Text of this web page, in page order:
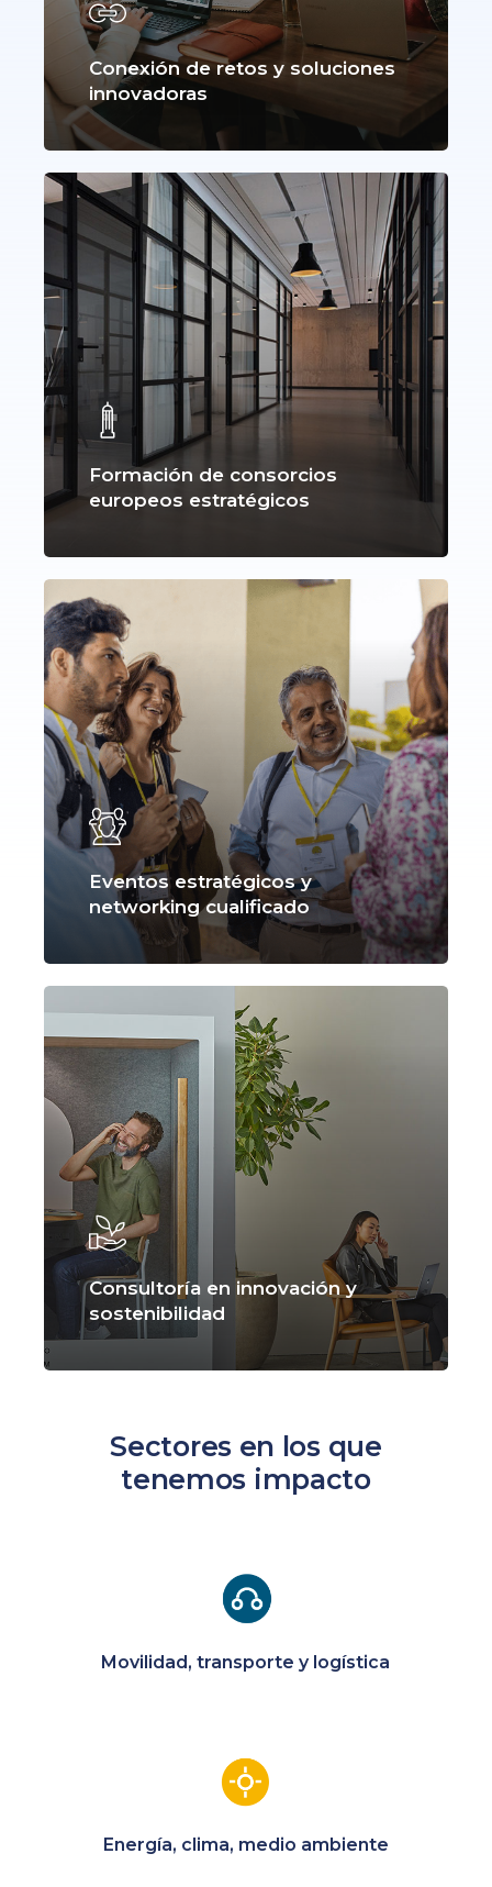
Conexión de retos y soluciones
innovadoras
Formación de consorcios
europeos estratégicos
Eventos estratégicos y
networking cualificado
Consultoría en innovación y
sostenibilidad
Sectores en los que
tenemos impacto
Movilidad, transporte y logística
Energía, clima, medio ambiente